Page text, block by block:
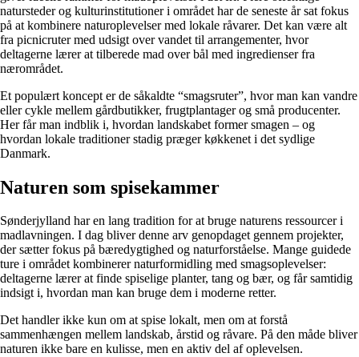
natursteder og kulturinstitutioner i området har de seneste år sat fokus
på at kombinere naturoplevelser med lokale råvarer. Det kan være alt
fra picnicruter med udsigt over vandet til arrangementer, hvor
deltagerne lærer at tilberede mad over bål med ingredienser fra
nærområdet.
Et populært koncept er de såkaldte “smagsruter”, hvor man kan vandre
eller cykle mellem gårdbutikker, frugtplantager og små producenter.
Her får man indblik i, hvordan landskabet former smagen – og
hvordan lokale traditioner stadig præger køkkenet i det sydlige
Danmark.
Naturen som spisekammer
Sønderjylland har en lang tradition for at bruge naturens ressourcer i
madlavningen. I dag bliver denne arv genopdaget gennem projekter,
der sætter fokus på bæredygtighed og naturforståelse. Mange guidede
ture i området kombinerer naturformidling med smagsoplevelser:
deltagerne lærer at finde spiselige planter, tang og bær, og får samtidig
indsigt i, hvordan man kan bruge dem i moderne retter.
Det handler ikke kun om at spise lokalt, men om at forstå
sammenhængen mellem landskab, årstid og råvare. På den måde bliver
naturen ikke bare en kulisse, men en aktiv del af oplevelsen.